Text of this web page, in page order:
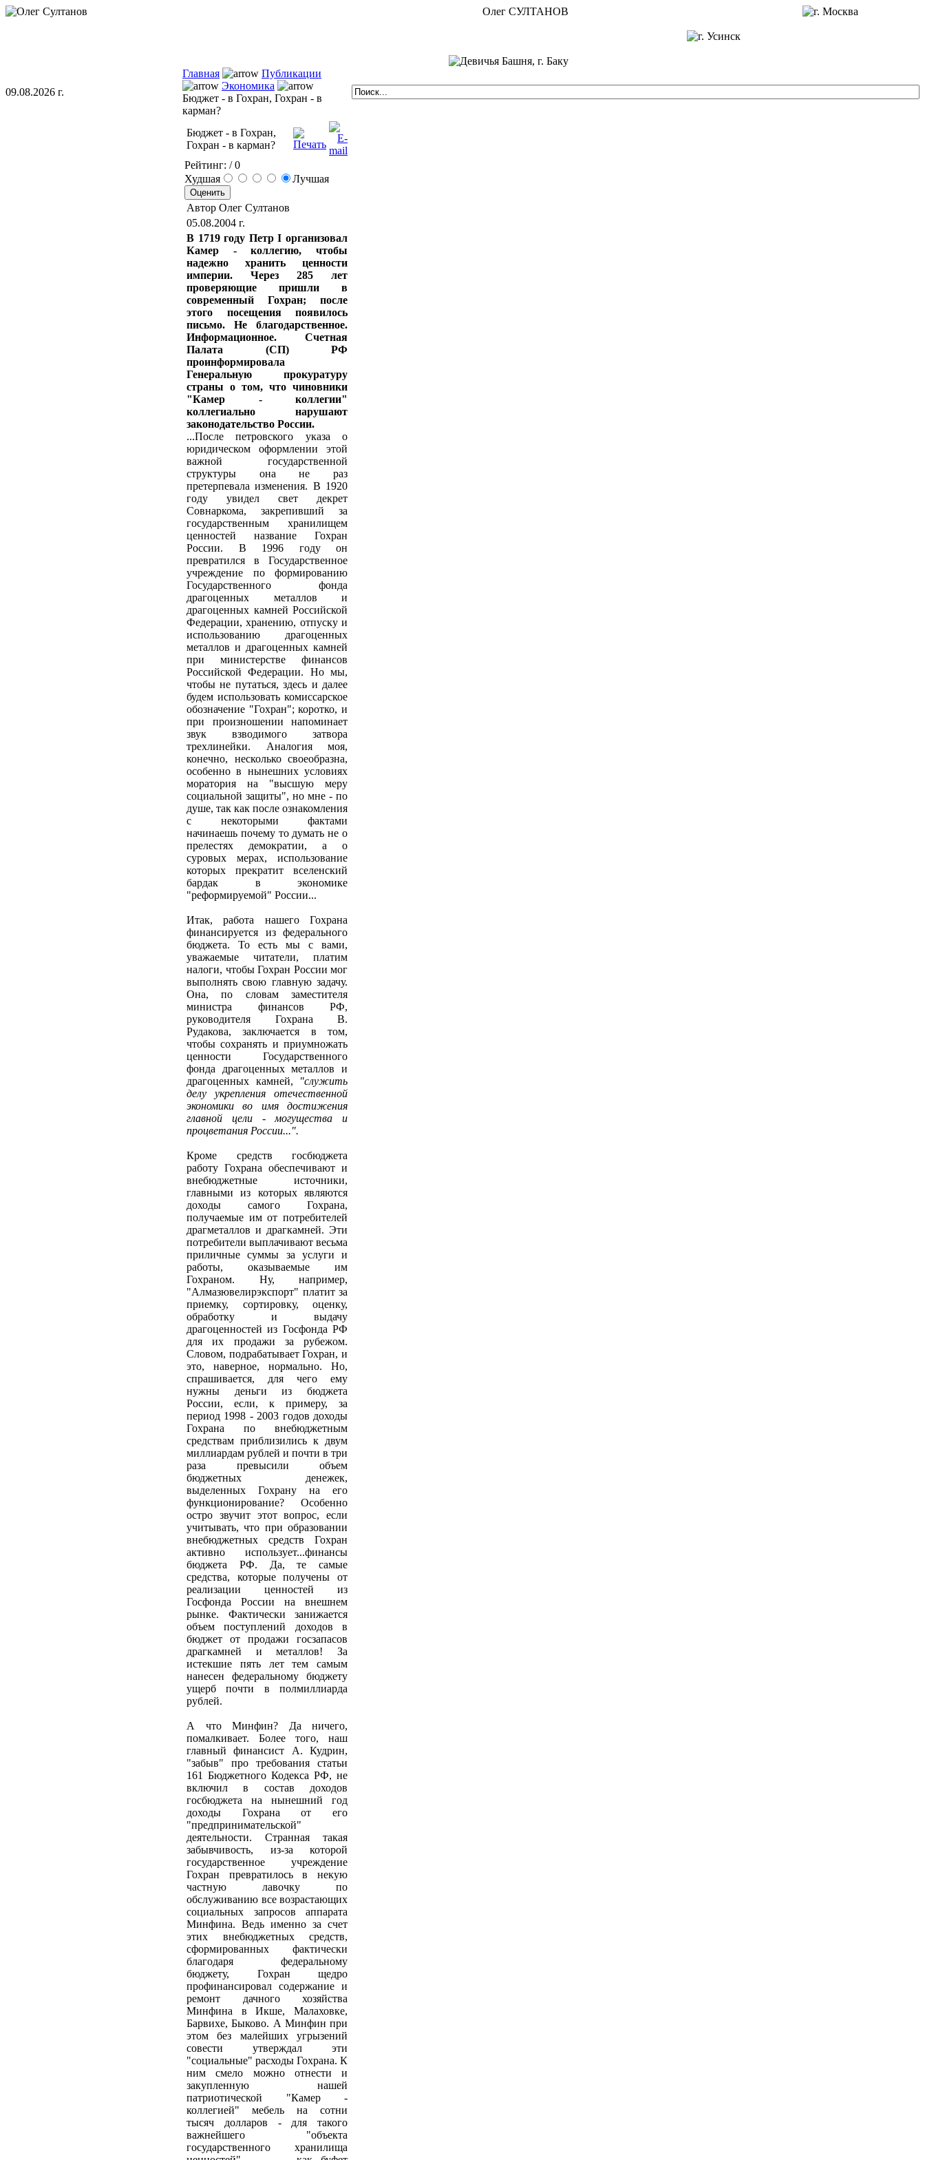
Олег СУЛТАНОВ
09.08.2026 г.
Главная
Публикации
Экономика
Бюджет - в Гохран, Гохран - в
карман?
Бюджет - в Гохран,
Гохран - в карман?
Рейтинг: / 0
Худшая
Лучшая
Автор Олег Султанов
05.08.2004 г.
В 1719 году Петр I организовал
Камер - коллегию, чтобы
надежно хранить ценности
империи. Через 285 лет
проверяющие пришли в
современный Гохран; после
этого посещения появилось
письмо. Не благодарственное.
Информационное. Счетная
Палата (СП) РФ
проинформировала
Генеральную прокуратуру
страны о том, что чиновники
"Камер - коллегии"
коллегиально нарушают
законодательство России.
...После петровского указа о
юридическом оформлении этой
важной государственной
структуры она не раз
претерпевала изменения. В 1920
году увидел свет декрет
Совнаркома, закрепивший за
государственным хранилищем
ценностей название Гохран
России. В 1996 году он
превратился в Государственное
учреждение по формированию
Государственного фонда
драгоценных металлов и
драгоценных камней Российской
Федерации, хранению, отпуску и
использованию драгоценных
металлов и драгоценных камней
при министерстве финансов
Российской Федерации. Но мы,
чтобы не путаться, здесь и далее
будем использовать комиссарское
обозначение "Гохран"; коротко, и
при произношении напоминает
звук взводимого затвора
трехлинейки. Аналогия моя,
конечно, несколько своеобразна,
особенно в нынешних условиях
моратория на "высшую меру
социальной защиты", но мне - по
душе, так как после ознакомления
с некоторыми фактами
начинаешь почему то думать не о
прелестях демократии, а о
суровых мерах, использование
которых прекратит вселенский
бардак в экономике
"реформируемой" России...
Итак, работа нашего Гохрана
финансируется из федерального
бюджета. То есть мы с вами,
уважаемые читатели, платим
налоги, чтобы Гохран России мог
выполнять свою главную задачу.
Она, по словам заместителя
министра финансов РФ,
руководителя Гохрана В.
Рудакова, заключается в том,
чтобы сохранять и приумножать
ценности Государственного
фонда драгоценных металлов и
драгоценных камней, "служить
делу укрепления отечественной
экономики во имя достижения
главной цели - могущества и
процветания России...".
Кроме средств госбюджета
работу Гохрана обеспечивают и
внебюджетные источники,
главными из которых являются
доходы самого Гохрана,
получаемые им от потребителей
драгметаллов и драгкамней. Эти
потребители выплачивают весьма
приличные суммы за услуги и
работы, оказываемые им
Гохраном. Ну, например,
"Алмазювелирэкспорт" платит за
приемку, сортировку, оценку,
обработку и выдачу
драгоценностей из Госфонда РФ
для их продажи за рубежом.
Словом, подрабатывает Гохран, и
это, наверное, нормально. Но,
спрашивается, для чего ему
нужны деньги из бюджета
России, если, к примеру, за
период 1998 - 2003 годов доходы
Гохрана по внебюджетным
средствам приблизились к двум
миллиардам рублей и почти в три
раза превысили объем
бюджетных денежек,
выделенных Гохрану на его
функционирование? Особенно
остро звучит этот вопрос, если
учитывать, что при образовании
внебюджетных средств Гохран
активно использует...финансы
бюджета РФ. Да, те самые
средства, которые получены от
реализации ценностей из
Госфонда России на внешнем
рынке. Фактически занижается
объем поступлений доходов в
бюджет от продажи госзапасов
драгкамней и металлов! За
истекшие пять лет тем самым
нанесен федеральному бюджету
ущерб почти в полмиллиарда
рублей.
А что Минфин? Да ничего,
помалкивает. Более того, наш
главный финансист А. Кудрин,
"забыв" про требования статьи
161 Бюджетного Кодекса РФ, не
включил в состав доходов
госбюджета на нынешний год
доходы Гохрана от его
"предпринимательской"
деятельности. Странная такая
забывчивость, из-за которой
государственное учреждение
Гохран превратилось в некую
частную лавочку по
обслуживанию все возрастающих
социальных запросов аппарата
Минфина. Ведь именно за счет
этих внебюджетных средств,
сформированных фактически
благодаря федеральному
бюджету, Гохран щедро
профинансировал содержание и
ремонт дачного хозяйства
Минфина в Икше, Малаховке,
Барвихе, Быково. А Минфин при
этом без малейших угрызений
совести утверждал эти
"социальные" расходы Гохрана. К
ним смело можно отнести и
закупленную нашей
патриотической "Камер -
коллегией" мебель на сотни
тысяч долларов - для такого
важнейшего "объекта
государственного хранилища